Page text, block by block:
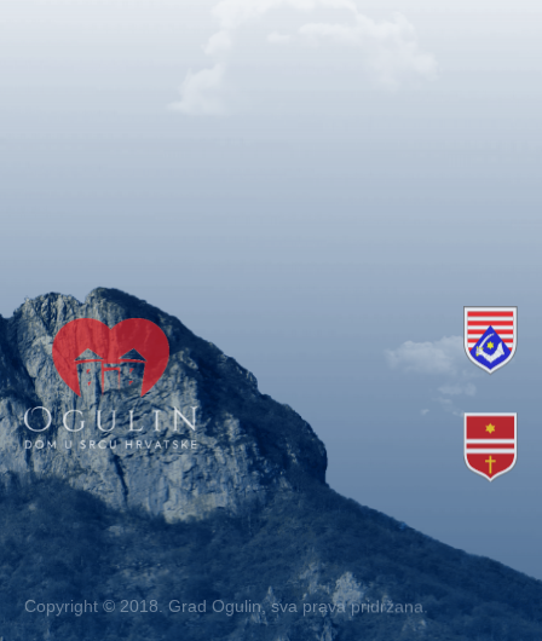
Copyright © 2018. Grad Ogulin, sva prava pridržana.